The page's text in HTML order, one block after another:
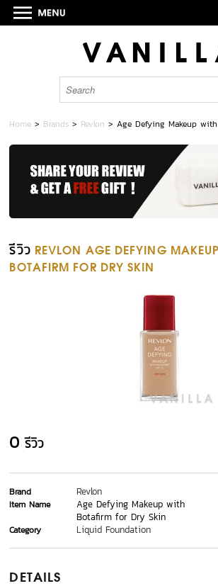
Home > Brands > Revlon >Age Defying Makeup
รีวิว REVLON AGE DEFYING
BOTAFIRM FOR DRY SKIN
0 รีวิว
Brand Revlon
Item Name
Age Defying Makeup with
Botafirm for Dry Skin
Category Liquid Foundation
DETAILS